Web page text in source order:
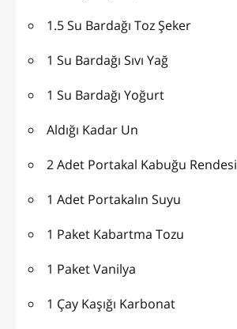
1.5 Su Bardağı Toz Şeker
1 Su Bardağı Sıvı Yağ
1 Su Bardağı Yoğurt
Aldığı Kadar Un
2 Adet Portakal Kabuğu Rendesi
1 Adet Portakalın Suyu
1 Paket Kabartma Tozu
1 Paket Vanilya
1 Çay Kaşığı Karbonat